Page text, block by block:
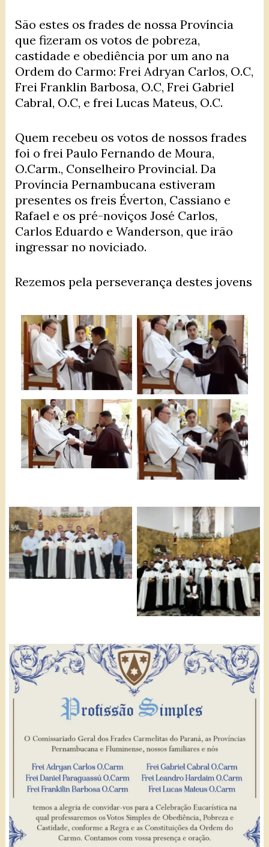
São estes os frades de nossa Província
que fizeram os votos de pobreza,
castidade e obediência por um ano na
Ordem do Carmo: Frei Adryan Carlos, O.C,
Frei Franklin Barbosa, O.C, Frei Gabriel
Cabral, O.C, e frei Lucas Mateus, O.C.
Quem recebeu os votos de nossos frades
foi o frei Paulo Fernando de Moura,
O.Carm., Conselheiro Provincial. Da
Província Pernambucana estiveram
presentes os freis Éverton, Cassiano e
Rafael e os pré-noviços José Carlos,
Carlos Eduardo e Wanderson, que irão
ingressar no noviciado.
Rezemos pela perseverança destes jovens
Profissão Frei Adryan Profissão Frei Gabriel
Profissão Frei
Frankilin
Profissão Frei Lucas
Mateus
Membros da Província
Pernambucana
Todos os frades com os
neo-professos